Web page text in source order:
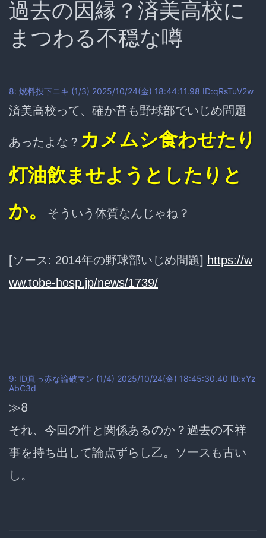
過去の因縁？済美高校に
まつわる不穏な噂
8: 燃料投下ニキ (1/3) 2025/10/24(金) 18:44:11.98 ID:qRsTuV2w
済美高校って、確か昔も野球部でいじめ問題
あったよな？ カメムシ食わせたり
灯油飲ませようとしたりと
か。
そういう体質なんじゃね？
[ソース: 2014年の野球部いじめ問題] https://w
ww.tobe-hosp.jp/news/1739/
9: ID真っ赤な論破マン (1/4) 2025/10/24(金) 18:45:30.40 ID:xYz
AbC3d
≫8
それ、今回の件と関係あるのか？過去の不祥
事を持ち出して論点ずらし乙。ソースも古い
し。